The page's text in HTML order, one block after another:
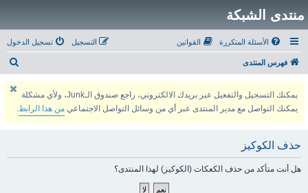
منتدى الشبكة
الأسئلة المتكررة القوانين تسجيل الدخول التسجيل
فهرس المنتدى
يمكنك التسجيل والتفعيل عبر بريدك الالكتروني، راجع صندوق الـJunk، ولأي مشكلة
يمكنك التواصل مع مدير المنتدى عبر أي من وسائل التواصل الاجتماعي من هذا الرابط.
حذف الكوكيز
هل أنت متأكد من حذف الكعكات (الكوكيز) لهذا المنتدى؟